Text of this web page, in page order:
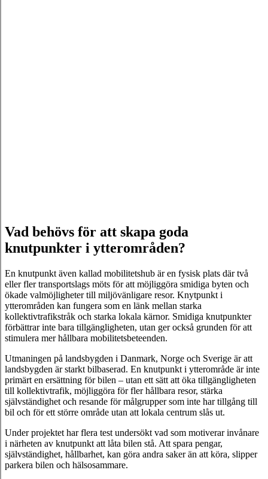
Vad behövs för att skapa goda
knutpunkter i ytterområden?
En knutpunkt även kallad mobilitetshub är en fysisk plats där två
eller fler transportslags möts för att möjliggöra smidiga byten och
ökade valmöjligheter till miljövänligare resor. Knytpunkt i
ytterområden kan fungera som en länk mellan starka
kollektivtrafikstråk och starka lokala kärnor. Smidiga knutpunkter
förbättrar inte bara tillgängligheten, utan ger också grunden för att
stimulera mer hållbara mobilitetsbeteenden.
Utmaningen på landsbygden i Danmark, Norge och Sverige är att
landsbygden är starkt bilbaserad. En knutpunkt i ytterområde är inte
primärt en ersättning för bilen – utan ett sätt att öka tillgängligheten
till kollektivtrafik, möjliggöra för fler hållbara resor, stärka
självständighet och resande för målgrupper som inte har tillgång till
bil och för ett större område utan att lokala centrum slås ut.
Under projektet har flera test undersökt vad som motiverar invånare
i närheten av knutpunkt att låta bilen stå. Att spara pengar,
självständighet, hållbarhet, kan göra andra saker än att köra, slipper
parkera bilen och hälsosammare.